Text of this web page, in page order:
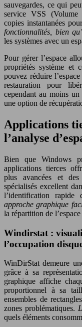
sauvegardes, ce qui
service VSS (Volume
copies instantanées
fonctionnalités, bien
les systèmes avec un
Pour gérer l’espace
propriétés système et
pouvez réduire
restauration pour
cependant au moins
une option de
Applications
l’analyse
Bien que Windows
applications tierces
plus avancées et
spécialisés excellent
l’identification rapide
approche graphique
la répartition de
Windirstat :
l’occupation
WinDirStat demeure
grâce à sa
graphique affiche
proportionnel à sa
ensembles de
zones problématiques.
quels éléments